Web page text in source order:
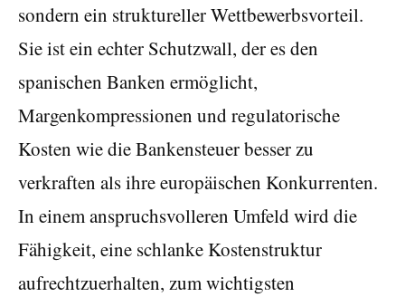
sondern ein struktureller Wettbewerbsvorteil.
Sie ist ein echter Schutzwall, der es den
spanischen Banken ermöglicht,
Margenkompressionen und regulatorische
Kosten wie die Bankensteuer besser zu
verkraften als ihre europäischen Konkurrenten.
In einem anspruchsvolleren Umfeld wird die
Fähigkeit, eine schlanke Kostenstruktur
aufrechtzuerhalten, zum wichtigsten